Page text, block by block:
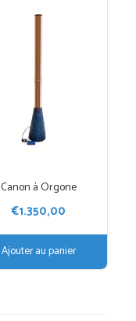
Canon à Orgone
€1.350,00
Ajouter au panier